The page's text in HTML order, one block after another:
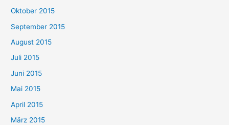
Oktober 2015
September 2015
August 2015
Juli 2015
Juni 2015
Mai 2015
April 2015
März 2015